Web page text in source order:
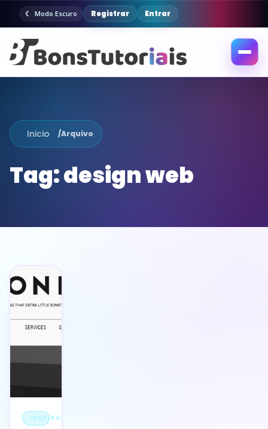
Modo Escuro Registrar Entrar
Abrir
Inicio /Arquivo
Tag:design web
INSPIRAÇÃO